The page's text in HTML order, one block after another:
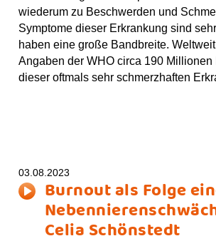
wiederum zu Beschwerden und
Symptome dieser Erkrankung sind
haben eine große Bandbreite.
Angaben der WHO circa 190 Millionen
dieser oftmals sehr schmerzhaften
Burnout als Folge
Celia Schönstedt
03.08.2023